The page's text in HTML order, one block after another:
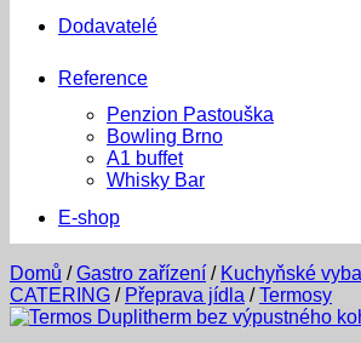
Dodavatelé
Reference
Penzion Pastouška
Bowling Brno
A1 buffet
Whisky Bar
E-shop
Domů / Gastro zařízení / Kuchyňské
CATERING / Přeprava jídla / Termosy